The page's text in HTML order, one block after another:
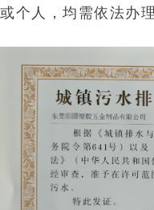
或个人，均需依法办